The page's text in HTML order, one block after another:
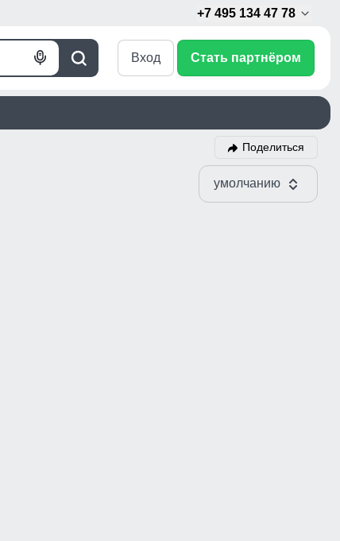
+7 495 134 47 78
Поиск
Голосовой
Вход Стать партнёром
Поделиться
умолчанию